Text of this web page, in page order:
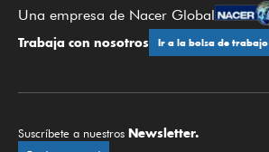
Una empresa de Nacer Global
Trabaja con nosotros Ir a la bolsa de trabajo
Suscríbete a nuestros Newsletter.